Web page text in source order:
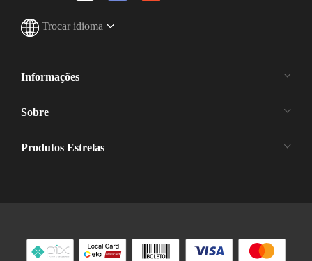
Trocar idioma
Informações
Sobre
Produtos Estrelas